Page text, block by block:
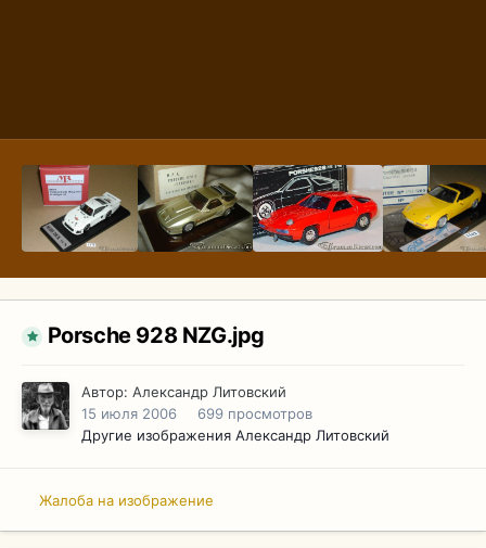
Porsche 928 NZG.jpg
Автор: Александр Литовский
15 июля 2006
699 просмотров
Другие изображения Александр Литовский
Жалоба на изображение